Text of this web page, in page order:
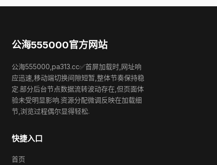
公海555000官方网站
公海555000,pa313.cc✅首屏加载时,网址响
应迅速,移动端切换间隙短暂,整体节奏保持稳
定.部分后台节点数据流转波动存在,但页面体
验未受明显影响.资源分配微调反映在加载细
节,浏览过程偶尔显得轻松.
快捷入口
首页